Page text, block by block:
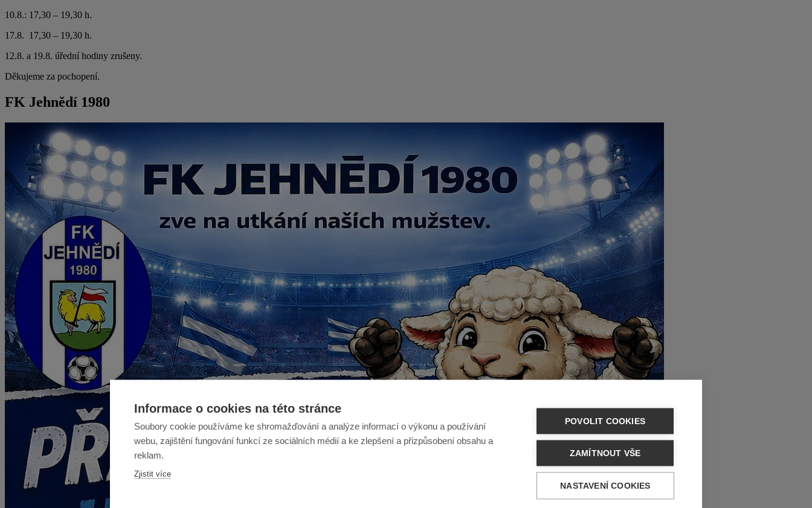
Informace o cookies na této stránce
Soubory cookie používáme ke shromažďování a analýze informací o výkonu a používání
webu, zajištění fungování funkcí ze sociálních médií a ke zlepšení a přizpůsobení obsahu a
reklam.
Zjistit více
POVOLIT COOKIES
ZAMÍTNOUT VŠE
NASTAVENÍ COOKIES
10.8.: 17,30 – 19,30 h.
17.8. 17,30 – 19,30 h.
12.8. a 19.8. úřední hodiny zrušeny.
Děkujeme za pochopení.
FK Jehnědí 1980